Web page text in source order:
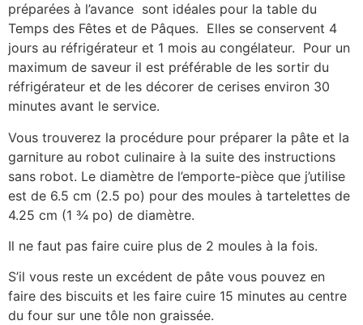
préparées à l’avance sont idéales pour la table du
Temps des Fêtes et de Pâques. Elles se conservent 4
jours au réfrigérateur et 1 mois au congélateur. Pour un
maximum de saveur il est préférable de les sortir du
réfrigérateur et de les décorer de cerises environ 30
minutes avant le service.
Vous trouverez la procédure pour préparer la pâte et la
garniture au robot culinaire à la suite des instructions
sans robot. Le diamètre de l’emporte-pièce que j’utilise
est de 6.5 cm (2.5 po) pour des moules à tartelettes de
4.25 cm (1 ¾ po) de diamètre.
Il ne faut pas faire cuire plus de 2 moules à la fois.
S’il vous reste un excédent de pâte vous pouvez en
faire des biscuits et les faire cuire 15 minutes au centre
du four sur une tôle non graissée.